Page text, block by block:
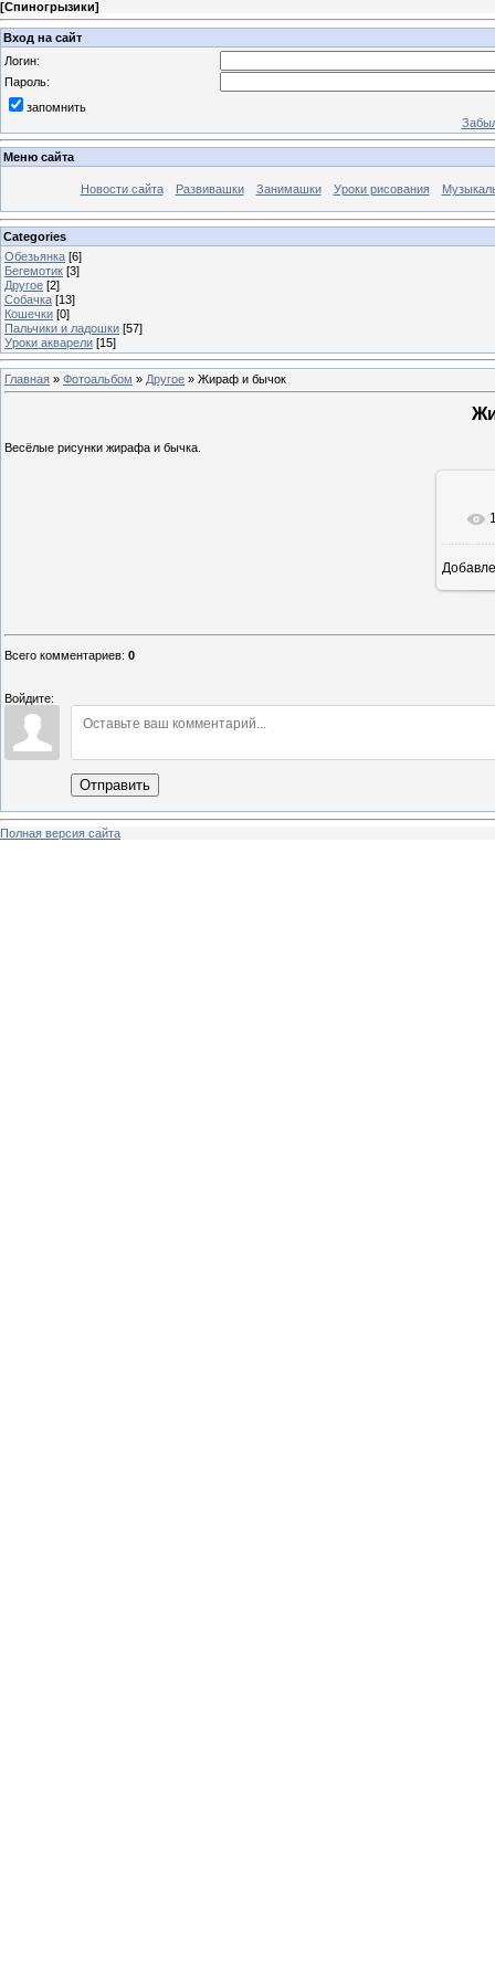
[Спиногрызики]
Вход на сайт
Логин:
Пароль:
запомнить
Меню сайта
Новости сайта Развивашки Занимашки Уроки рисования
Categories
Обезьянка [6]
Бегемотик [3]
Другое [2]
Собачка [13]
Кошечки [0]
Пальчики и ладошки [57]
Уроки акварели [15]
Главная » Фотоальбом » Другое » Жираф и бычок
Весёлые рисунки жирафа и бычка.
Всего комментариев: 0
Войдите:
Отправить
Полная версия сайта